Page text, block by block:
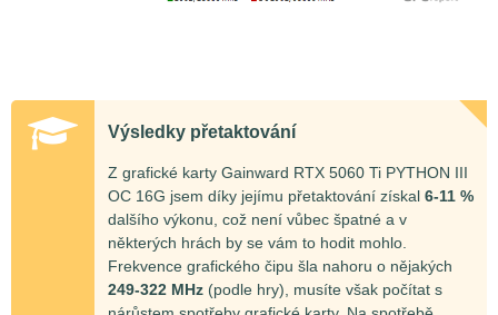
Výsledky přetaktování
Z grafické karty Gainward RTX 5060 Ti PYTHON III
OC 16G jsem díky jejímu přetaktování získal 6-11 %
dalšího výkonu, což není vůbec špatné a v
některých hrách by se vám to hodit mohlo.
Frekvence grafického čipu šla nahoru o nějakých
249-322 MHz (podle hry), musíte však počítat s